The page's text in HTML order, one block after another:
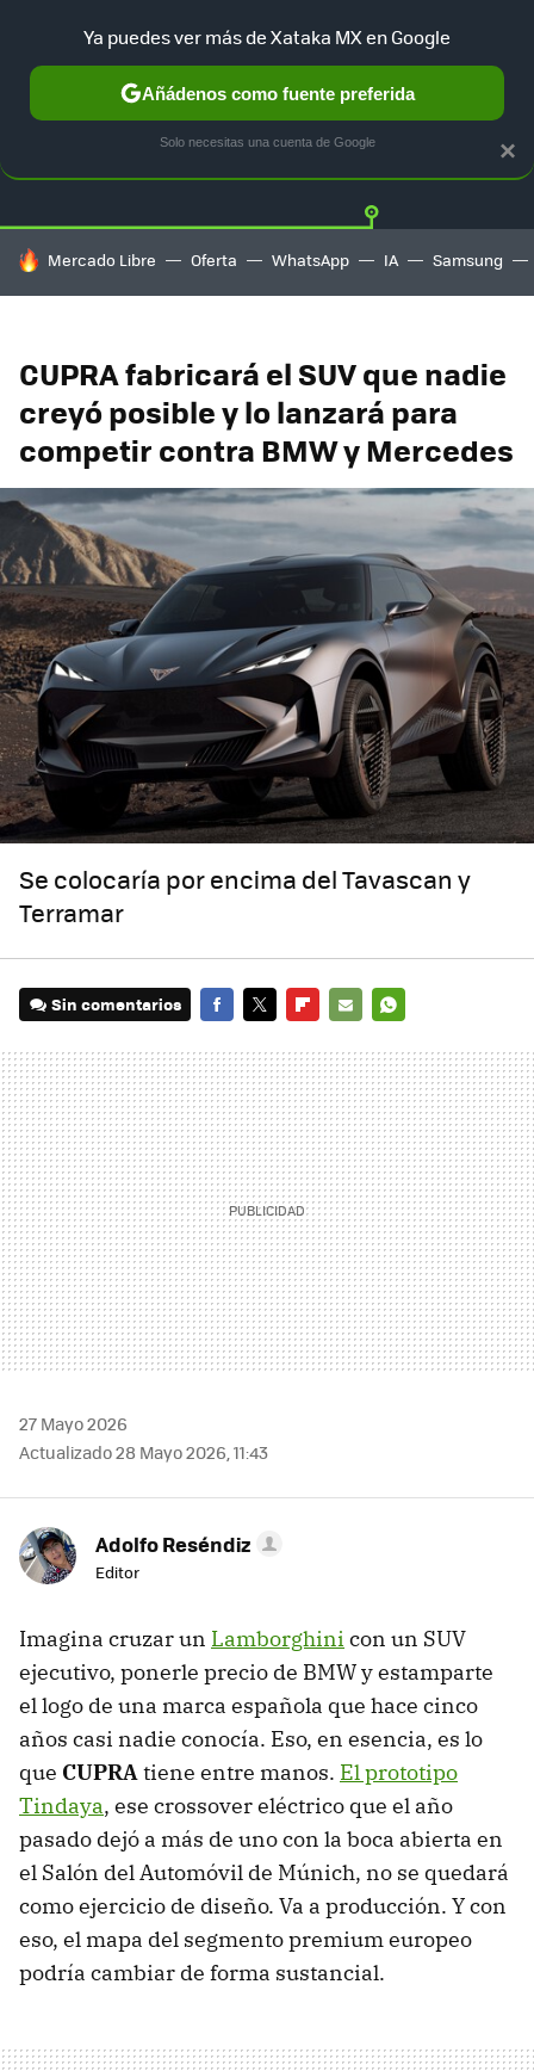
TESLA UBER AUTO ELECTRICO Twitter
HOY SE HABLA DE
Mercado Libre Oferta WhatsApp IA Samsung
CUPRA fabricará el SUV que nadie
creyó posible y lo lanzará para
competir contra BMW y Mercedes
Se colocaría por encima del Tavascan y
Terramar
Sin comentarios
MAIL
27 Mayo 2026
Actualizado 28 Mayo 2026, 11:43
Adolfo Reséndiz
Editor
Imagina cruzar un Lamborghini con un SUV
ejecutivo, ponerle precio de BMW y estamparte
el logo de una marca española que hace cinco
años casi nadie conocía. Eso, en esencia, es lo
que CUPRAtiene entre manos. El prototipo
Tindaya, ese crossover eléctrico que el año
pasado dejó a más de uno con la boca abierta en
el Salón del Automóvil de Múnich, no se quedará
como ejercicio de diseño. Va a producción. Y con
eso, el mapa del segmento premium europeo
podría cambiar de forma sustancial.
×
Ya puedes ver más de Xataka MX en Google
Añádenos como fuente preferida
Solo necesitas una cuenta de Google